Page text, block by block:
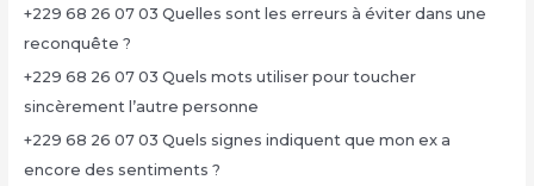
+229 68 26 07 03 Quelles sont les erreurs à éviter dans une
reconquête ?
+229 68 26 07 03 Quels mots utiliser pour toucher
sincèrement l’autre personne
+229 68 26 07 03 Quels signes indiquent que mon ex a
encore des sentiments ?